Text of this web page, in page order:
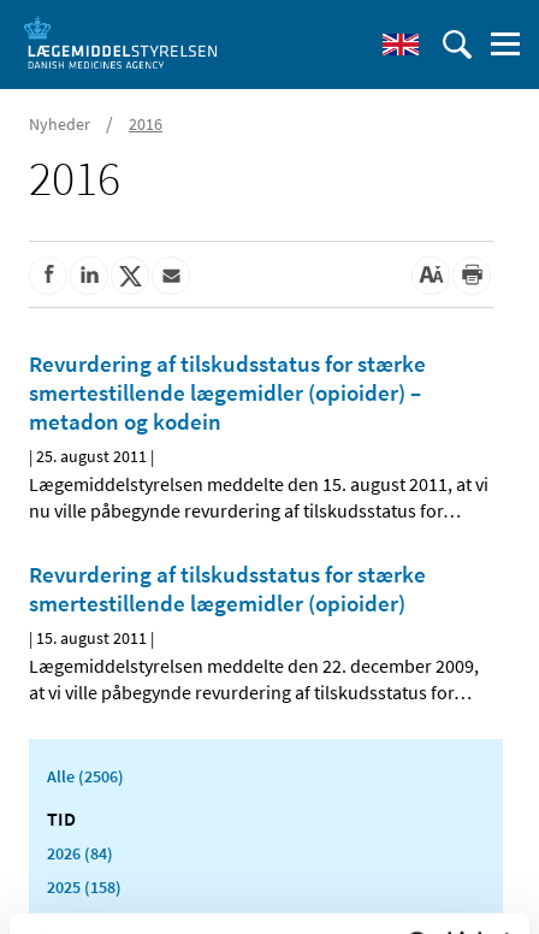
Nyheder / 2016
2016
Revurdering af tilskudsstatus for stærke
smertestillende lægemidler (opioider) –
metadon og kodein
|25. august 2011 |
Lægemiddelstyrelsen meddelte den 15. august 2011, at vi
nu ville påbegynde revurdering af tilskudsstatus for…
Revurdering af tilskudsstatus for stærke
smertestillende lægemidler (opioider)
| 15. august 2011 |
Lægemiddelstyrelsen meddelte den 22. december 2009,
at vi ville påbegynde revurdering af tilskudsstatus for…
Alle (2506)
TID
2026 (84)
2025 (158)
2024 (224)